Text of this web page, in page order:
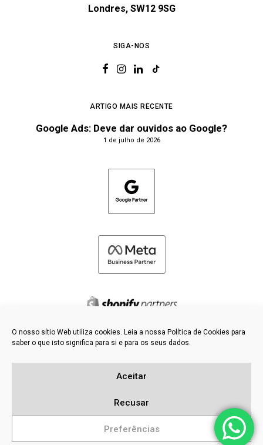
O nosso sítio Web utiliza cookies. Leia a nossa Política de Cookies para
saber o que isto significa para si e para os seus dados.
Aceitar
Recusar
Preferências
Londres, SW12 9SG
SIGA-NOS
ARTIGO MAIS RECENTE
Google Ads: Deve dar ouvidos ao Google?
1 de julho de 2026
Política de privacidade e de cookies